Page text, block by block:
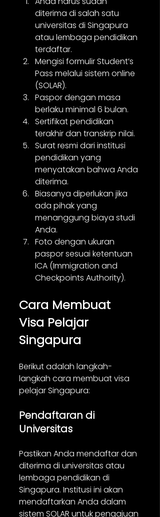
diterima di salah satu
universitas di Singapura
atau lembaga pendidikan
terdaftar.
Mengisi formulir Student’s
Pass melalui sistem online
(SOLAR).
Paspor dengan masa
berlaku minimal 6 bulan.
Sertifikat pendidikan
terakhir dan transkrip nilai.
Surat resmi dari institusi
pendidikan yang
menyatakan bahwa Anda
diterima.
Biasanya diperlukan jika
ada pihak yang
menanggung biaya studi
Anda.
Foto dengan ukuran
paspor sesuai ketentuan
ICA (Immigration and
Checkpoints Authority).
Cara Membuat
Visa Pelajar
Singapura
Berikut adalah langkah-
langkah cara membuat visa
pelajar Singapura:
Pendaftaran di
Universitas
Pastikan Anda mendaftar dan
diterima di universitas atau
lembaga pendidikan di
Singapura. Institusi ini akan
mendaftarkan Anda dalam
sistem SOLAR untuk pengajuan